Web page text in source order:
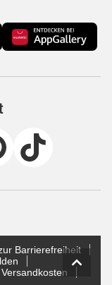
Barrierefreiheit